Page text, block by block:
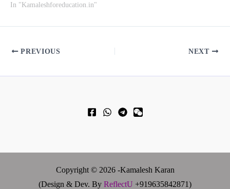
In "Kamaleshforeducation.in"
PREVIOUS NEXT
Copyright © 2026 -Kamalesh Karan
(Design & Dev. By ReflectU +919635842871)